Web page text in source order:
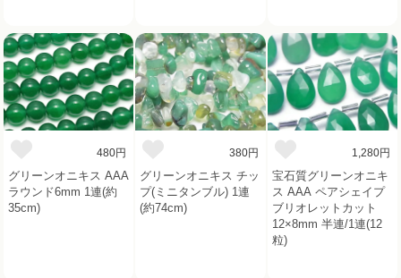
480円
グリーンオニキス AAA
ラウンド6mm 1連(約
35cm)
380円
グリーンオニキス チッ
プ(ミニタンブル) 1連
(約74cm)
1,280円
宝石質グリーンオニキ
ス AAA ペアシェイプ
ブリオレットカット
12×8mm 半連/1連(12
粒)